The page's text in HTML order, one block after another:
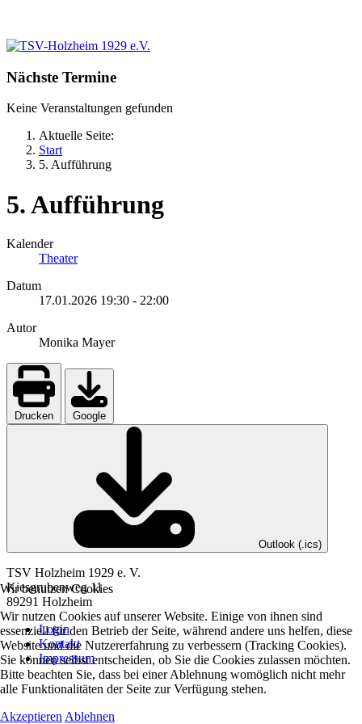
Nächste Termine
Keine Veranstaltungen gefunden
Aktuelle Seite:
Start
5. Aufführung
5. Aufführung
Kalender
Theater
Datum
17.01.2026 19:30 - 22:00
Autor
Monika Mayer
Drucken Google
Outlook (.ics)
TSV Holzheim 1929 e. V.
Kiesgrubenweg 11
89291 Holzheim
Login
Kontakt
Impressum
Wir benutzen Cookies
Wir nutzen Cookies auf unserer Website. Einige von ihnen sind
essenziell für den Betrieb der Seite, während andere uns helfen, diese
Website und die Nutzererfahrung zu verbessern (Tracking Cookies).
Sie können selbst entscheiden, ob Sie die Cookies zulassen möchten.
Bitte beachten Sie, dass bei einer Ablehnung womöglich nicht mehr
alle Funktionalitäten der Seite zur Verfügung stehen.
Akzeptieren Ablehnen